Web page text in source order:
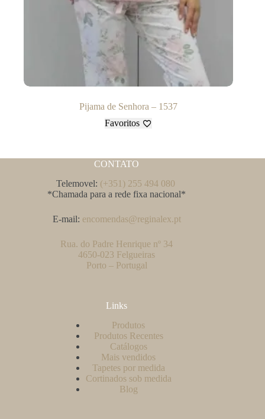
Pijama de Senhora – 1537
Favoritos
CONTATO
Telemovel: (+351) 255 494 080
*Chamada para a rede fixa nacional*
E-mail: encomendas@reginalex.pt
Rua. do Padre Henrique nº 34
4650-023 Felgueiras
Porto – Portugal
Links
Produtos
Produtos Recentes
Catálogos
Mais vendidos
Tapetes por medida
Cortinados sob medida
Blog